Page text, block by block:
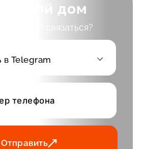
такой дом
лучше связаться?
в Telegram
Отправить